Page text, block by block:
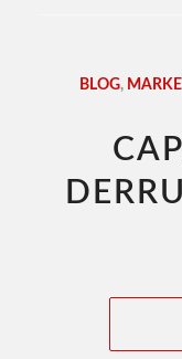
BLOG,